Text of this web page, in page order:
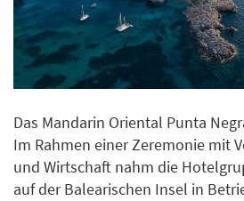
Das Mandarin Oriental Punta
Im Rahmen einer Zeremonie mit
und Wirtschaft nahm die
auf der Balearischen Insel in